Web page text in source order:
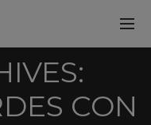
CON